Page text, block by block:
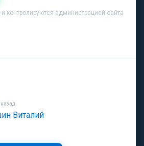
контролируются администрацией сайта
Виталий